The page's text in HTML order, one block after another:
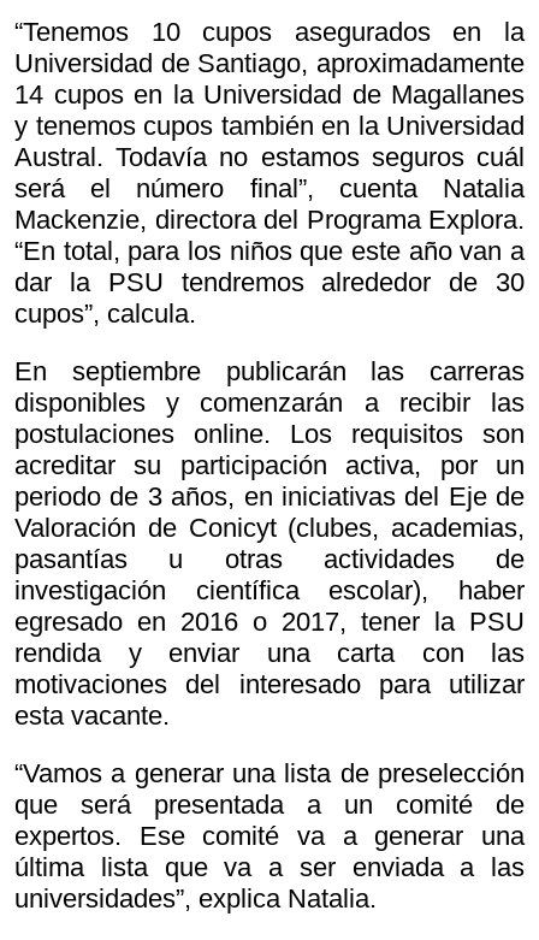
“Tenemos 10 cupos asegurados en la
Universidad de Santiago, aproximadamente
14 cupos en la Universidad de Magallanes
y tenemos cupos también en la Universidad
Austral. Todavía no estamos seguros cuál
será el número final”, cuenta Natalia
Mackenzie, directora del Programa Explora.
“En total, para los niños que este año van a
dar la PSU tendremos alrededor de 30
cupos”, calcula.
En septiembre publicarán las carreras
disponibles y comenzarán a recibir las
postulaciones online. Los requisitos son
acreditar su participación activa, por un
periodo de 3 años, en iniciativas del Eje de
Valoración de Conicyt (clubes, academias,
pasantías u otras actividades de
investigación científica escolar), haber
egresado en 2016 o 2017, tener la PSU
rendida y enviar una carta con las
motivaciones del interesado para utilizar
esta vacante.
“Vamos a generar una lista de preselección
que será presentada a un comité de
expertos. Ese comité va a generar una
última lista que va a ser enviada a las
universidades”, explica Natalia.